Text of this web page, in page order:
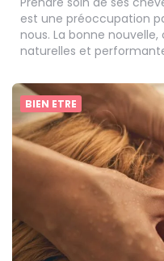
est une préoccupation
nous. La bonne nouvelle,
naturelles et
BIEN ETRE